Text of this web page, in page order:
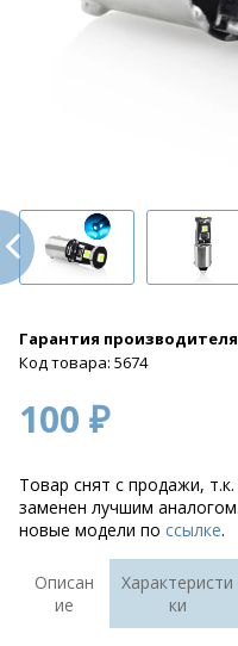
Гарантия производителя
Код товара: 5674
100 ₽
Товар снят с продажи,
заменен лучшим
новые модели по ссылке.
Описан
ие
Характеристи
ки